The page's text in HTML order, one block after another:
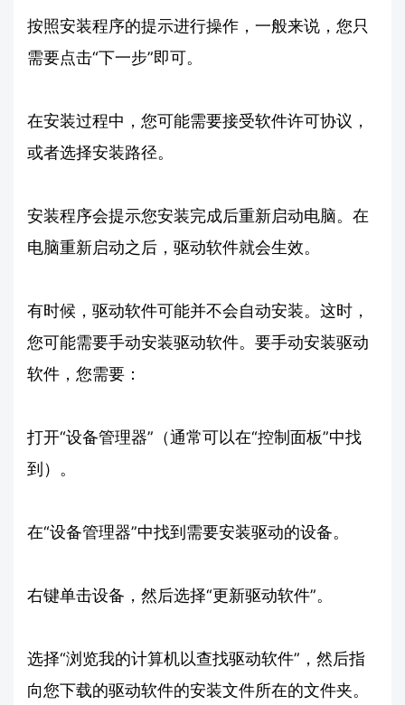
按照安装程序的提示进行操作，一般来说，您只
需要点击“下一步”即可。
在安装过程中，您可能需要接受软件许可协议，
或者选择安装路径。
安装程序会提示您安装完成后重新启动电脑。在
电脑重新启动之后，驱动软件就会生效。
有时候，驱动软件可能并不会自动安装。这时，
您可能需要手动安装驱动软件。要手动安装驱动
软件，您需要：
打开“设备管理器”（通常可以在“控制面板”中找
到）。
在“设备管理器”中找到需要安装驱动的设备。
右键单击设备，然后选择“更新驱动软件”。
选择“浏览我的计算机以查找驱动软件”，然后指
向您下载的驱动软件的安装文件所在的文件夹。